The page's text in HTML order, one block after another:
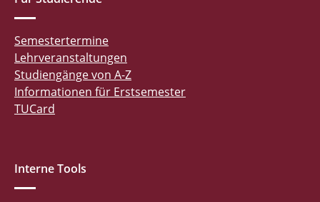
Semestertermine
Lehrveranstaltungen
Studiengänge von A-Z
Informationen für Erstsemester
TUCard
Interne Tools